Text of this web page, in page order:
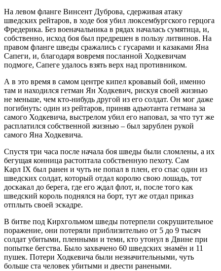
На левом фланге Винсент Дуброва, сдерживая атаку
шведских рейтаров, в ходе боя убил люксембургского герцога
Фредерика. Без военачальника в рядах началась сумятица, и,
собственно, исход боя был предрешен в пользу литвинов. На
правом фланге шведы сражались с гусарами и казаками Яна
Сапеги, и, благодаря вовремя посланной Ходкевичам
подмоге, Сапеге удалось взять верх над противником.
А в это время в самом центре кипел кровавый бой, именно
там и находился гетман Ян Ходкевич, рискуя своей жизнью
не меньше, чем кто-нибудь другой из его солдат. Он мог даже
погибнуть: один из рейтаров, приняв адъютанта гетмана за
самого Ходкевича, выстрелом убил его наповал, за что тут же
расплатился собственной жизнью – был зарублен рукой
самого Яна Ходкевича.
Спустя три часа после начала боя шведы были сломлены, а их
бегущая конница растоптала собственную пехоту. Сам
Карл IX был ранен и чуть не попал в плен, его спас один из
шведских солдат, который отдал королю свою лошадь, тот
доскакал до берега, где его ждал флот, и, после того как
шведский король поднялся на борт, тут же отдал приказ
отплыть своей эскадре.
В битве под Кирхгольмом шведы потерпели сокрушительное
поражение, они потеряли приблизительно от 5 до 9 тысяч
солдат убитыми, пленными и теми, кто утонул в Двине при
попытке бегства. Было захвачено 60 шведских знамён и 11
пушек. Потери Ходкевича были незначительными, чуть
больше ста человек убитыми и двести ранеными.